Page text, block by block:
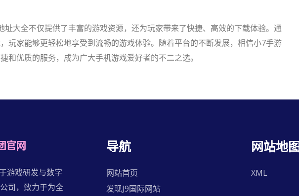
址大全不仅提供了丰富的游戏资源，还为玩家带来了快捷、高效的下载体验。通
玩家能够更轻松地享受到流畅的游戏体验。随着平台的不断发展，相信小7手游
和优质的服务，成为广大手机游戏爱好者的不二之选。
游戏研发与数字
司，致力于为全
导航
网站首页
发现J9国际网站
网站地图
XML